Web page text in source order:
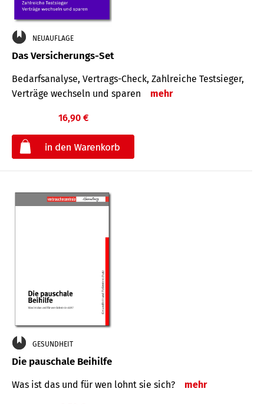
NEUAUFLAGE
Das Versicherungs-Set
Bedarfsanalyse, Vertrags-Check, Zahlreiche Testsieger,
Verträge wechseln und sparen
mehr
16,90 €
GESUNDHEIT
Die pauschale Beihilfe
Was ist das und für wen lohnt sie sich? mehr